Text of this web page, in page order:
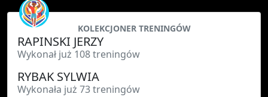
KOLEKCJONER TRENINGÓW
RAPINSKI JERZY
Wykonał już 108 treningów
RYBAK SYLWIA
Wykonała już 73 treningów